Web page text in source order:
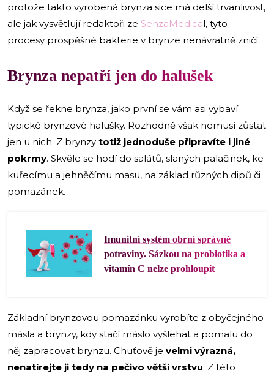
protože takto vyrobená brynza sice má delší trvanlivost,
ale jak vysvětlují redaktoři ze SenzaMedical, tyto
procesy prospěšné bakterie v brynze nenávratně zničí.
Brynza nepatří jen do halušek
Když se řekne brynza, jako první se vám asi vybaví
typické brynzové halušky. Rozhodně však nemusí zůstat
jen u nich. Z brynzy totiž jednoduše připravíte i jiné
pokrmy. Skvěle se hodí do salátů, slaných palačinek, ke
kuřecímu a jehněčímu masu, na základ různých dipů či
pomazánek.
Imunitní systém obrní správné
potraviny. Sázkou na probiotika a
vitamín C nelze prohloupit
Základní brynzovou pomazánku vyrobíte z obyčejného
másla a brynzy, kdy stačí máslo vyšlehat a pomalu do
něj zapracovat brynzu. Chuťově je velmi výrazná,
nenatírejte ji tedy na pečivo větší vrstvu. Z této